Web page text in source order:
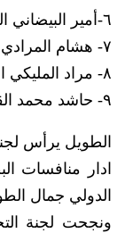
٦-أمير البيضاني الصقيل نادي العاصمة الأول
٧- هشام المرادي الشموس مربط الصمود الأول
٨- مراد المليكي اسلام نادي العاصمة الاول
٩- حاشد محمد القملي الداهي نادي العاصمة الأول
الطويل يرأس
ادار منافسات
الدولي جمال
ونجحت لجنة